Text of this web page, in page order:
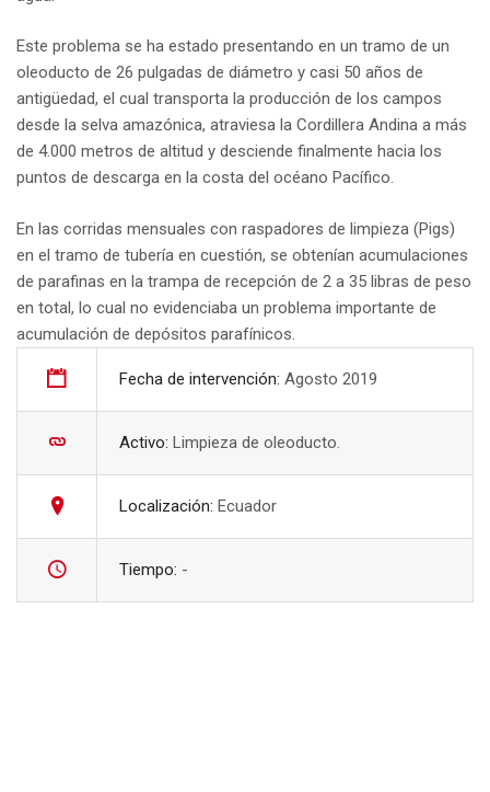
Este problema se ha estado presentando en un tramo de un
oleoducto de 26 pulgadas de diámetro y casi 50 años de
antigüedad, el cual transporta la producción de los campos
desde la selva amazónica, atraviesa la Cordillera Andina a más
de 4.000 metros de altitud y desciende finalmente hacia los
puntos de descarga en la costa del océano Pacífico.
En las corridas mensuales con raspadores de limpieza (Pigs)
en el tramo de tubería en cuestión, se obtenían acumulaciones
de parafinas en la trampa de recepción de 2 a 35 libras de peso
en total, lo cual no evidenciaba un problema importante de
acumulación de depósitos parafínicos.
Fecha de intervención: Agosto 2019
Activo: Limpieza de oleoducto.
Localización: Ecuador
Tiempo: -